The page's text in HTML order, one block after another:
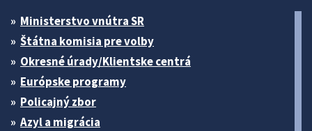
Ministerstvo vnútra SR
Štátna komisia pre volby
Okresné úrady/Klientske centrá
Európske programy
Policajný zbor
Azyl a migrácia